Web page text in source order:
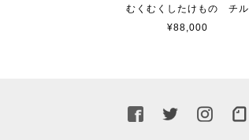
むくむくしたけもの チル
¥88,000